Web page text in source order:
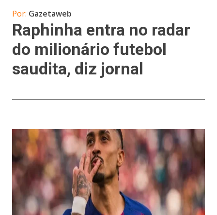
Por: Gazetaweb
Raphinha entra no radar
do milionário futebol
saudita, diz jornal